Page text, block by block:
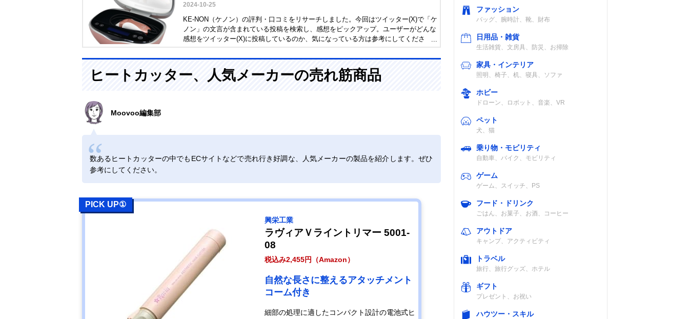
2024-10-25
KE-NON（ケノン）の評判・口コミをリサーチしました。今回はツイッター(X)で「ケ
ノン」の文言が含まれている投稿を検索し、感想をピックアップ。ユーザーがどんな
感想をツイッター(X)に投稿しているのか、気になっている方は参考にしてくださ
ヒートカッター、人気メーカーの売れ筋商品
Moovoo編集部
数あるヒートカッターの中でもECサイトなどで売れ行き好調な、人気メーカーの製品を紹介します。ぜひ
参考にしてください。
PICK UP①
興栄工業
ラヴィアＶライントリマー 5001-
08
税込み2,455円（Amazon）
自然な長さに整えるアタッチメント
コーム付き
細部の処理に適したコンパクト設計の電池式ヒ
ファッション
バッグ、腕時計、靴、財布
日用品・雑貨
生活雑貨、文房具、防災、お掃除
家具・インテリア
照明、椅子、机、寝具、ソファ
ホビー
ドローン、ロボット、音楽、VR
ペット
犬、猫
乗り物・モビリティ
自動車、バイク、モビリティ
ゲーム
ゲーム、スイッチ、PS
フード・ドリンク
ごはん、お菓子、お酒、コーヒー
アウトドア
キャンプ、アクティビティ
トラベル
旅行、旅行グッズ、ホテル
ギフト
プレゼント、お祝い
ハウツー・スキル